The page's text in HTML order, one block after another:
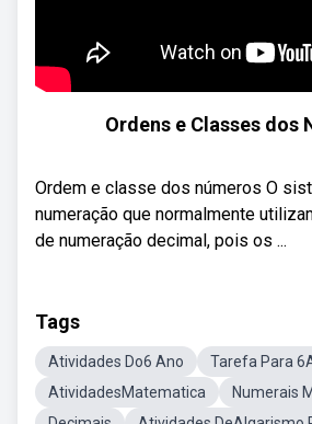
Ordens e Classes dos
Ordem e classe dos números O
numeração que normalmente
de numeração decimal, pois os ...
Tags
Atividades Do6 Ano
Tarefa Para
AtividadesMatematica
Numerais